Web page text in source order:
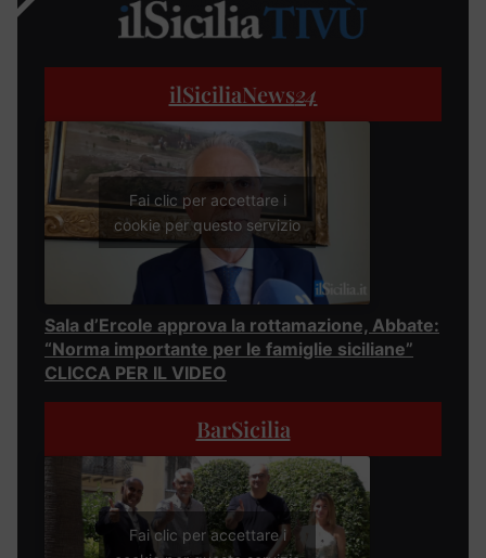
ilSiciliaNews24
Fai clic per accettare i
cookie per questo servizio
Sala d’Ercole approva la rottamazione, Abbate:
“Norma importante per le famiglie siciliane”
CLICCA PER IL VIDEO
BarSicilia
Fai clic per accettare i